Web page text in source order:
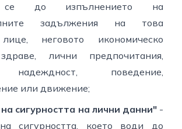
се до изпълнението на
задължения на това
неговото икономическо
лични предпочитания,
надеждност, поведение,
или движение;
сигурността на лични данни"-
сигурността, което води до